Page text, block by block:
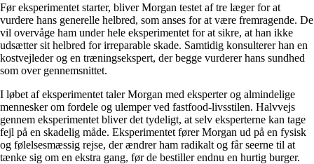
Før eksperimentet starter, bliver Morgan testet af tre læger for at
vurdere hans generelle helbred, som anses for at være fremragende. De
vil overvåge ham under hele eksperimentet for at sikre, at han ikke
udsætter sit helbred for irreparable skade. Samtidig konsulterer han en
kostvejleder og en træningsekspert, der begge vurderer hans sundhed
som over gennemsnittet.
I løbet af eksperimentet taler Morgan med eksperter og almindelige
mennesker om fordele og ulemper ved fastfood-livsstilen. Halvvejs
gennem eksperimentet bliver det tydeligt, at selv eksperterne kan tage
fejl på en skadelig måde. Eksperimentet fører Morgan ud på en fysisk
og følelsesmæssig rejse, der ændrer ham radikalt og får seerne til at
tænke sig om en ekstra gang, før de bestiller endnu en hurtig burger.